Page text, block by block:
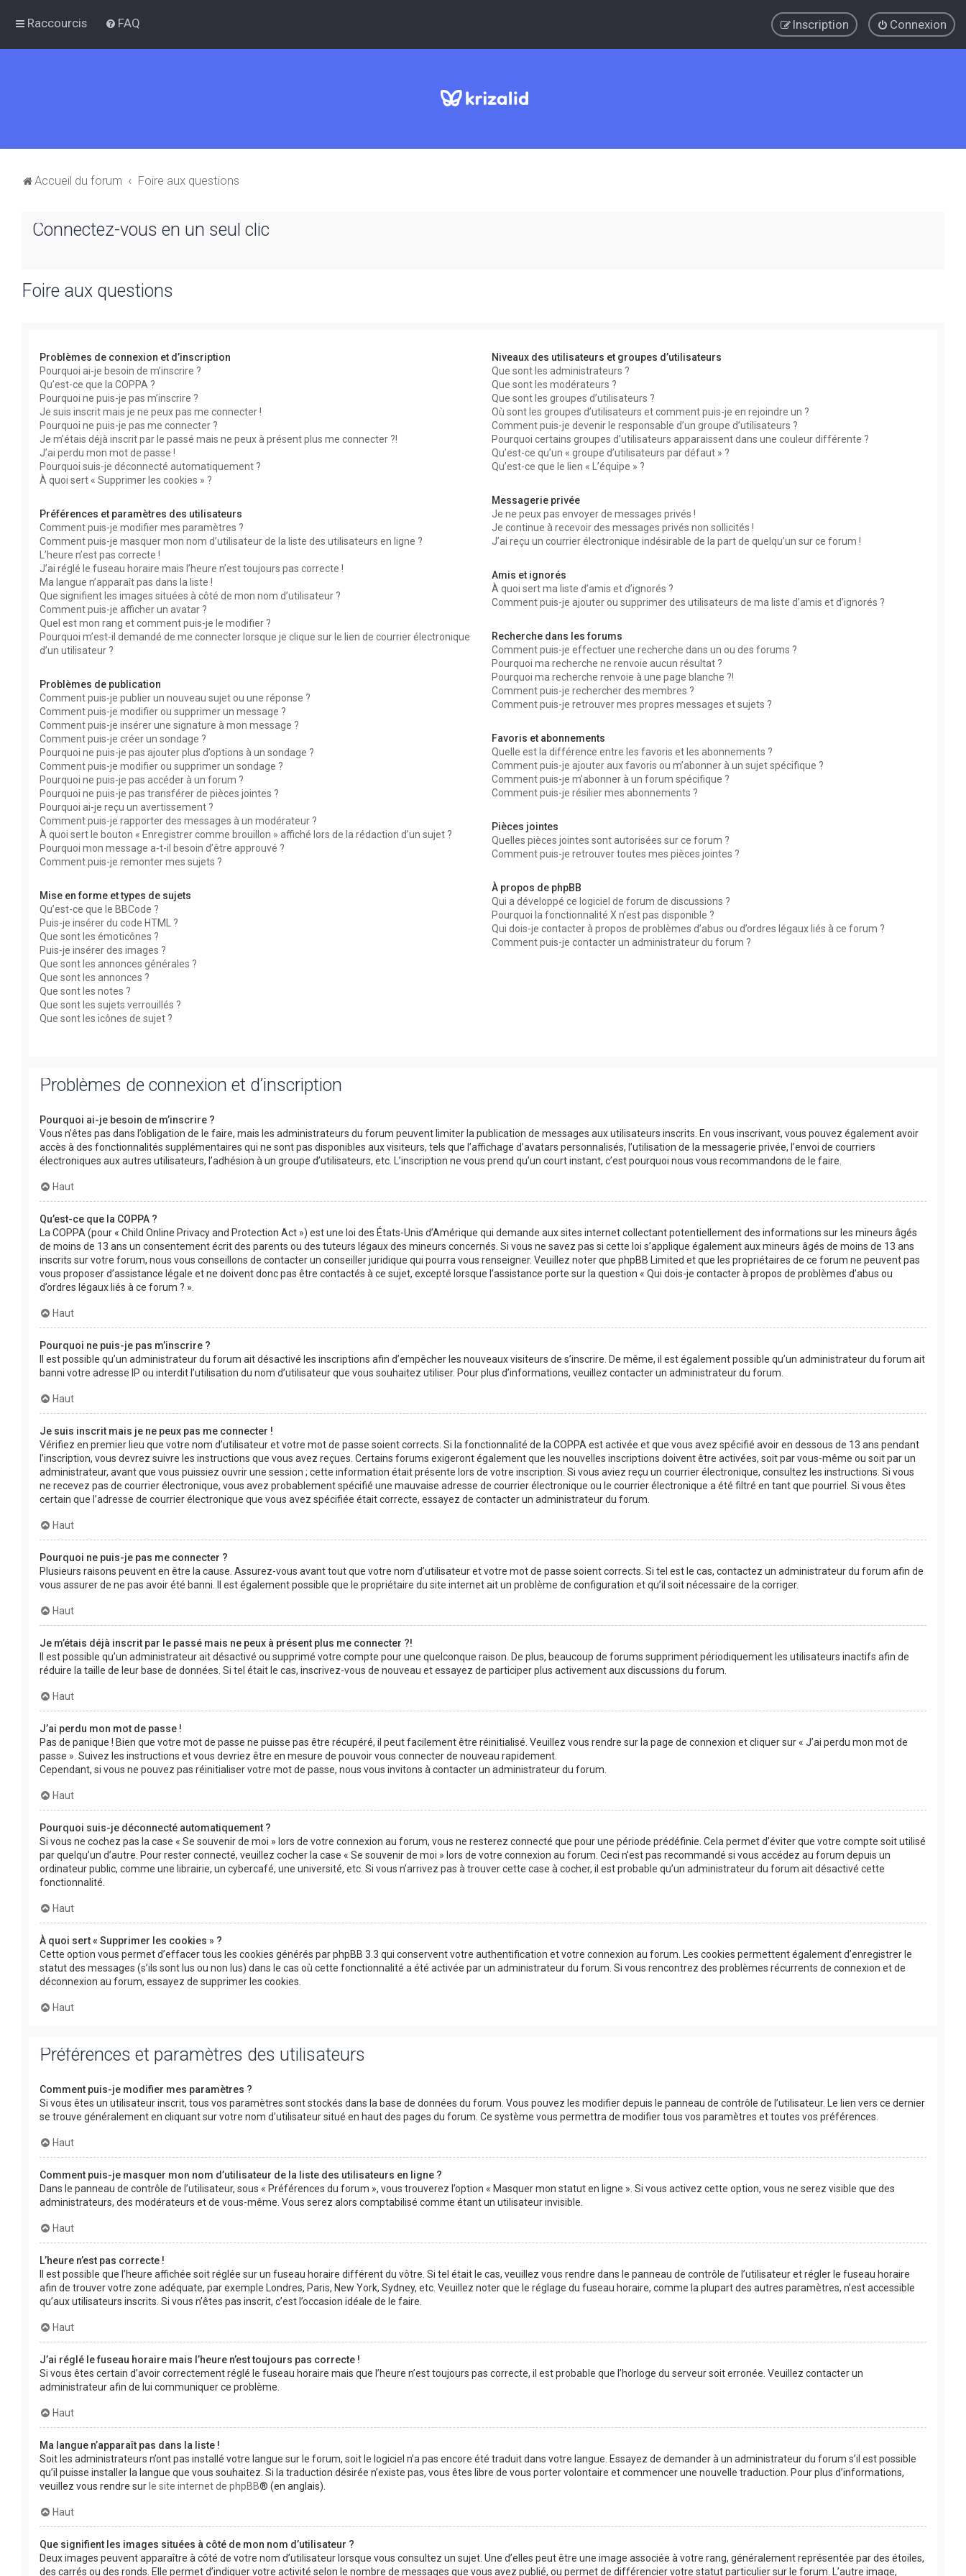
Raccourcis FAQ Connexion
Inscription
Accueil du forum Foire aux questions
Connectez-vous en un seul clic
Foire aux questions
Problèmes de connexion et d’inscription
Pourquoi ai-je besoin de m’inscrire ?
Qu’est-ce que la COPPA ?
Pourquoi ne puis-je pas m’inscrire ?
Je suis inscrit mais je ne peux pas me connecter !
Pourquoi ne puis-je pas me connecter ?
Je m’étais déjà inscrit par le passé mais ne peux à présent plus me connecter ?!
J’ai perdu mon mot de passe !
Pourquoi suis-je déconnecté automatiquement ?
À quoi sert « Supprimer les cookies » ?
Préférences et paramètres des utilisateurs
Comment puis-je modifier mes paramètres ?
Comment puis-je masquer mon nom d’utilisateur de la liste des utilisateurs en ligne ?
L’heure n’est pas correcte !
J’ai réglé le fuseau horaire mais l’heure n’est toujours pas correcte !
Ma langue n’apparaît pas dans la liste !
Que signifient les images situées à côté de mon nom d’utilisateur ?
Comment puis-je afficher un avatar ?
Quel est mon rang et comment puis-je le modifier ?
Pourquoi m’est-il demandé de me connecter lorsque je clique sur le lien de courrier électronique
d’un utilisateur ?
Problèmes de publication
Comment puis-je publier un nouveau sujet ou une réponse ?
Comment puis-je modifier ou supprimer un message ?
Comment puis-je insérer une signature à mon message ?
Comment puis-je créer un sondage ?
Pourquoi ne puis-je pas ajouter plus d’options à un sondage ?
Comment puis-je modifier ou supprimer un sondage ?
Pourquoi ne puis-je pas accéder à un forum ?
Pourquoi ne puis-je pas transférer de pièces jointes ?
Pourquoi ai-je reçu un avertissement ?
Comment puis-je rapporter des messages à un modérateur ?
À quoi sert le bouton « Enregistrer comme brouillon » affiché lors de la rédaction d’un sujet ?
Pourquoi mon message a-t-il besoin d’être approuvé ?
Comment puis-je remonter mes sujets ?
Mise en forme et types de sujets
Qu’est-ce que le BBCode ?
Puis-je insérer du code HTML ?
Que sont les émoticônes ?
Puis-je insérer des images ?
Que sont les annonces générales ?
Que sont les annonces ?
Que sont les notes ?
Que sont les sujets verrouillés ?
Que sont les icônes de sujet ?
Niveaux des utilisateurs et groupes d’utilisateurs
Que sont les administrateurs ?
Que sont les modérateurs ?
Que sont les groupes d’utilisateurs ?
Où sont les groupes d’utilisateurs et comment puis-je en rejoindre un ?
Comment puis-je devenir le responsable d’un groupe d’utilisateurs ?
Pourquoi certains groupes d’utilisateurs apparaissent dans une couleur différente ?
Qu’est-ce qu’un « groupe d’utilisateurs par défaut » ?
Qu’est-ce que le lien « L’équipe » ?
Messagerie privée
Je ne peux pas envoyer de messages privés !
Je continue à recevoir des messages privés non sollicités !
J’ai reçu un courrier électronique indésirable de la part de quelqu’un sur ce forum !
Amis et ignorés
À quoi sert ma liste d’amis et d’ignorés ?
Comment puis-je ajouter ou supprimer des utilisateurs de ma liste d’amis et d’ignorés ?
Recherche dans les forums
Comment puis-je effectuer une recherche dans un ou des forums ?
Pourquoi ma recherche ne renvoie aucun résultat ?
Pourquoi ma recherche renvoie à une page blanche ?!
Comment puis-je rechercher des membres ?
Comment puis-je retrouver mes propres messages et sujets ?
Favoris et abonnements
Quelle est la différence entre les favoris et les abonnements ?
Comment puis-je ajouter aux favoris ou m’abonner à un sujet spécifique ?
Comment puis-je m’abonner à un forum spécifique ?
Comment puis-je résilier mes abonnements ?
Pièces jointes
Quelles pièces jointes sont autorisées sur ce forum ?
Comment puis-je retrouver toutes mes pièces jointes ?
À propos de phpBB
Qui a développé ce logiciel de forum de discussions ?
Pourquoi la fonctionnalité X n’est pas disponible ?
Qui dois-je contacter à propos de problèmes d’abus ou d’ordres légaux liés à ce forum ?
Comment puis-je contacter un administrateur du forum ?
Problèmes de connexion et d’inscription
Pourquoi ai-je besoin de m’inscrire ?
Vous n’êtes pas dans l’obligation de le faire, mais les administrateurs du forum peuvent limiter la publication de messages aux utilisateurs inscrits. En vous inscrivant, vous pouvez également avoir
accès à des fonctionnalités supplémentaires qui ne sont pas disponibles aux visiteurs, tels que l’affichage d’avatars personnalisés, l’utilisation de la messagerie privée, l’envoi de courriers
électroniques aux autres utilisateurs, l’adhésion à un groupe d’utilisateurs, etc. L’inscription ne vous prend qu’un court instant, c’est pourquoi nous vous recommandons de le faire.
Haut
Qu’est-ce que la COPPA ?
La COPPA (pour « Child Online Privacy and Protection Act ») est une loi des États-Unis d’Amérique qui demande aux sites internet collectant potentiellement des informations sur les mineurs âgés
de moins de 13 ans un consentement écrit des parents ou des tuteurs légaux des mineurs concernés. Si vous ne savez pas si cette loi s’applique également aux mineurs âgés de moins de 13 ans
inscrits sur votre forum, nous vous conseillons de contacter un conseiller juridique qui pourra vous renseigner. Veuillez noter que phpBB Limited et que les propriétaires de ce forum ne peuvent pas
vous proposer d’assistance légale et ne doivent donc pas être contactés à ce sujet, excepté lorsque l’assistance porte sur la question « Qui dois-je contacter à propos de problèmes d’abus ou
d’ordres légaux liés à ce forum ? ».
Haut
Pourquoi ne puis-je pas m’inscrire ?
Il est possible qu’un administrateur du forum ait désactivé les inscriptions afin d’empêcher les nouveaux visiteurs de s’inscrire. De même, il est également possible qu’un administrateur du forum ait
banni votre adresse IP ou interdit l’utilisation du nom d’utilisateur que vous souhaitez utiliser. Pour plus d’informations, veuillez contacter un administrateur du forum.
Haut
Je suis inscrit mais je ne peux pas me connecter !
Vérifiez en premier lieu que votre nom d’utilisateur et votre mot de passe soient corrects. Si la fonctionnalité de la COPPA est activée et que vous avez spécifié avoir en dessous de 13 ans pendant
l’inscription, vous devrez suivre les instructions que vous avez reçues. Certains forums exigeront également que les nouvelles inscriptions doivent être activées, soit par vous-même ou soit par un
administrateur, avant que vous puissiez ouvrir une session ; cette information était présente lors de votre inscription. Si vous aviez reçu un courrier électronique, consultez les instructions. Si vous
ne recevez pas de courrier électronique, vous avez probablement spécifié une mauvaise adresse de courrier électronique ou le courrier électronique a été filtré en tant que pourriel. Si vous êtes
certain que l’adresse de courrier électronique que vous avez spécifiée était correcte, essayez de contacter un administrateur du forum.
Haut
Pourquoi ne puis-je pas me connecter ?
Plusieurs raisons peuvent en être la cause. Assurez-vous avant tout que votre nom d’utilisateur et votre mot de passe soient corrects. Si tel est le cas, contactez un administrateur du forum afin de
vous assurer de ne pas avoir été banni. Il est également possible que le propriétaire du site internet ait un problème de configuration et qu’il soit nécessaire de la corriger.
Haut
Je m’étais déjà inscrit par le passé mais ne peux à présent plus me connecter ?!
Il est possible qu’un administrateur ait désactivé ou supprimé votre compte pour une quelconque raison. De plus, beaucoup de forums suppriment périodiquement les utilisateurs inactifs afin de
réduire la taille de leur base de données. Si tel était le cas, inscrivez-vous de nouveau et essayez de participer plus activement aux discussions du forum.
Haut
J’ai perdu mon mot de passe !
Pas de panique ! Bien que votre mot de passe ne puisse pas être récupéré, il peut facilement être réinitialisé. Veuillez vous rendre sur la page de connexion et cliquer sur « J’ai perdu mon mot de
passe ». Suivez les instructions et vous devriez être en mesure de pouvoir vous connecter de nouveau rapidement.
Cependant, si vous ne pouvez pas réinitialiser votre mot de passe, nous vous invitons à contacter un administrateur du forum.
Haut
Pourquoi suis-je déconnecté automatiquement ?
Si vous ne cochez pas la case « Se souvenir de moi » lors de votre connexion au forum, vous ne resterez connecté que pour une période prédéfinie. Cela permet d’éviter que votre compte soit utilisé
par quelqu’un d’autre. Pour rester connecté, veuillez cocher la case « Se souvenir de moi » lors de votre connexion au forum. Ceci n’est pas recommandé si vous accédez au forum depuis un
ordinateur public, comme une librairie, un cybercafé, une université, etc. Si vous n’arrivez pas à trouver cette case à cocher, il est probable qu’un administrateur du forum ait désactivé cette
fonctionnalité.
Haut
À quoi sert « Supprimer les cookies » ?
Cette option vous permet d’effacer tous les cookies générés par phpBB 3.3 qui conservent votre authentification et votre connexion au forum. Les cookies permettent également d’enregistrer le
statut des messages (s’ils sont lus ou non lus) dans le cas où cette fonctionnalité a été activée par un administrateur du forum. Si vous rencontrez des problèmes récurrents de connexion et de
déconnexion au forum, essayez de supprimer les cookies.
Haut
Préférences et paramètres des utilisateurs
Comment puis-je modifier mes paramètres ?
Si vous êtes un utilisateur inscrit, tous vos paramètres sont stockés dans la base de données du forum. Vous pouvez les modifier depuis le panneau de contrôle de l’utilisateur. Le lien vers ce dernier
se trouve généralement en cliquant sur votre nom d’utilisateur situé en haut des pages du forum. Ce système vous permettra de modifier tous vos paramètres et toutes vos préférences.
Haut
Comment puis-je masquer mon nom d’utilisateur de la liste des utilisateurs en ligne ?
Dans le panneau de contrôle de l’utilisateur, sous « Préférences du forum », vous trouverez l’option « Masquer mon statut en ligne ». Si vous activez cette option, vous ne serez visible que des
administrateurs, des modérateurs et de vous-même. Vous serez alors comptabilisé comme étant un utilisateur invisible.
Haut
L’heure n’est pas correcte !
Il est possible que l’heure affichée soit réglée sur un fuseau horaire différent du vôtre. Si tel était le cas, veuillez vous rendre dans le panneau de contrôle de l’utilisateur et régler le fuseau horaire
afin de trouver votre zone adéquate, par exemple Londres, Paris, New York, Sydney, etc. Veuillez noter que le réglage du fuseau horaire, comme la plupart des autres paramètres, n’est accessible
qu’aux utilisateurs inscrits. Si vous n’êtes pas inscrit, c’est l’occasion idéale de le faire.
Haut
J’ai réglé le fuseau horaire mais l’heure n’est toujours pas correcte !
Si vous êtes certain d’avoir correctement réglé le fuseau horaire mais que l’heure n’est toujours pas correcte, il est probable que l’horloge du serveur soit erronée. Veuillez contacter un
administrateur afin de lui communiquer ce problème.
Haut
Ma langue n’apparaît pas dans la liste !
Soit les administrateurs n’ont pas installé votre langue sur le forum, soit le logiciel n’a pas encore été traduit dans votre langue. Essayez de demander à un administrateur du forum s’il est possible
qu’il puisse installer la langue que vous souhaitez. Si la traduction désirée n’existe pas, vous êtes libre de vous porter volontaire et commencer une nouvelle traduction. Pour plus d’informations,
veuillez vous rendre sur le site internet de phpBB® (en anglais).
Haut
Que signifient les images situées à côté de mon nom d’utilisateur ?
Deux images peuvent apparaître à côté de votre nom d’utilisateur lorsque vous consultez un sujet. Une d’elles peut être une image associée à votre rang, généralement représentée par des étoiles,
des carrés ou des ronds. Elle permet d’indiquer votre activité selon le nombre de messages que vous avez publié, ou permet de différencier votre statut particulier sur le forum. L’autre image,